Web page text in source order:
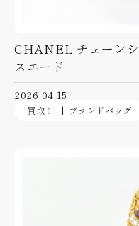
CHANEL チェーン
スエード
2026.04.15
買取り ブランドバッグ